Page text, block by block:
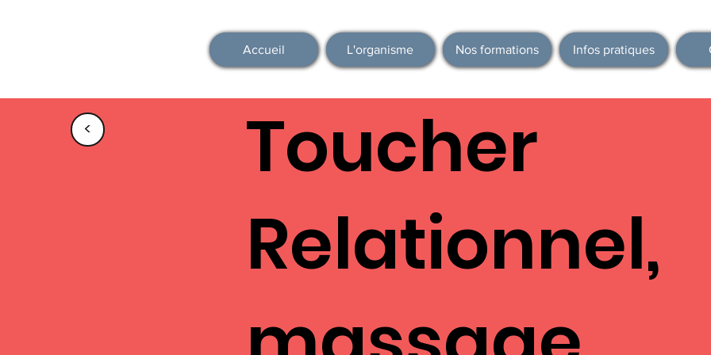
Accueil L'organisme Nos formations Infos pratiques
<
Toucher
Relationnel,